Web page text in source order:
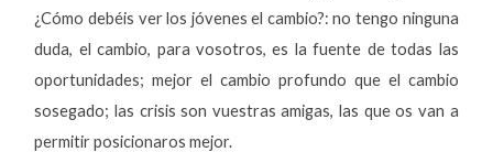
¿Cómo debéis ver los jóvenes el cambio?: no tengo ninguna
duda, el cambio, para vosotros, es la fuente de todas las
oportunidades; mejor el cambio profundo que el cambio
sosegado; las crisis son vuestras amigas, las que os van a
permitir posicionaros mejor.